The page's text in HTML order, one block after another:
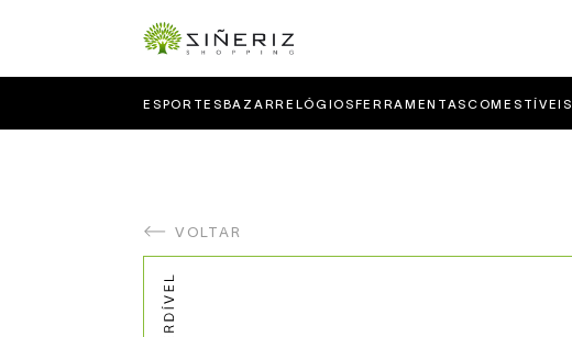
ESPORTESBAZARRELÓGIOSFERRAMENTASCOMESTÍVEIS
VOLTAR